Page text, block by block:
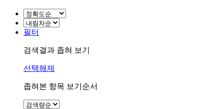
필터
검색결과 좁혀 보기
선택해제
좁혀본 항목 보기순서